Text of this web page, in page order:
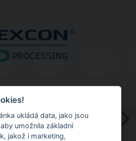
ukládá data, jako jsou
umožnila základní
jakož i marketing,